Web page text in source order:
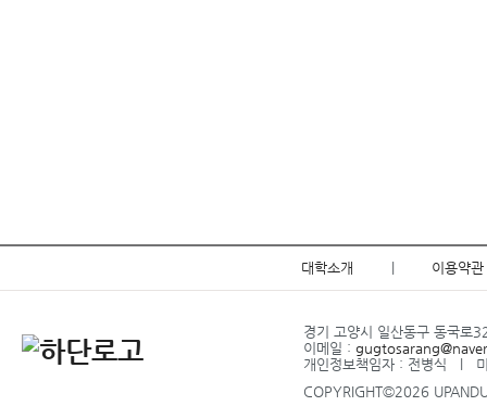
대학소개 이용약관
경기 고양시 일산동구 동
이메일 :
개인정보책임자 : 전병식 l 미
COPYRIGHT©2026